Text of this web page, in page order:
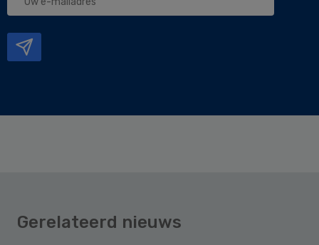
Gerelateerd nieuws